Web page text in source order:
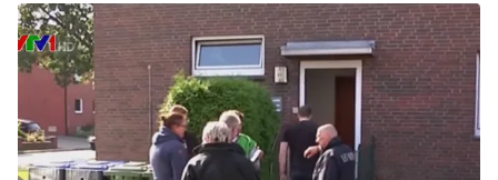
Video Shorts video
VTV Money VTV Thể thao
VTV Sức khoẻ Bất động sản